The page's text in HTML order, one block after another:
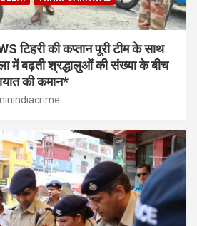
टिहरी की कप्तान पूरी टीम के साथ
में बढ़ती श्रद्धालुओं की संख्या के बीच
की कमान*